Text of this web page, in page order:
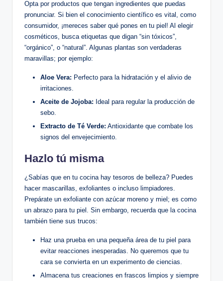
Opta por productos que tengan ingredientes que puedas
pronunciar. Si bien el conocimiento científico es vital, como
consumidor, ¡mereces saber qué pones en tu piel! Al elegir
cosméticos, busca etiquetas que digan “sin tóxicos”,
“orgánico”, o “natural”. Algunas plantas son verdaderas
maravillas; por ejemplo:
Aloe Vera: Perfecto para la hidratación y el alivio de
irritaciones.
Aceite de Jojoba: Ideal para regular la producción de
sebo.
Extracto de Té Verde: Antioxidante que combate los
signos del envejecimiento.
Hazlo tú misma
¿Sabías que en tu cocina hay tesoros de belleza? Puedes
hacer mascarillas, exfoliantes o incluso limpiadores.
Prepárate un exfoliante con azúcar moreno y miel; es como
un abrazo para tu piel. Sin embargo, recuerda que la cocina
también tiene sus trucos:
Haz una prueba en una pequeña área de tu piel para
evitar reacciones inesperadas. No queremos que tu
cara se convierta en un experimento de ciencias.
Almacena tus creaciones en frascos limpios y siempre